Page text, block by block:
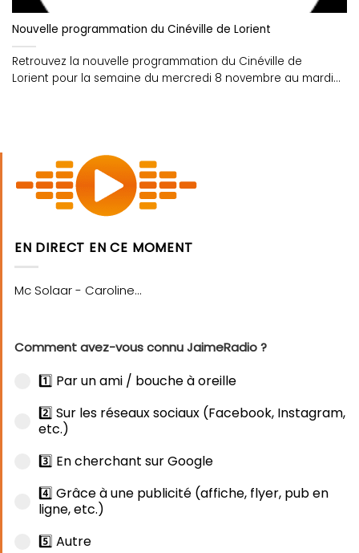
Nouvelle programmation du Cinéville de Lorient
Retrouvez la nouvelle programmation du Cinéville de
Lorient pour la semaine du mercredi 8 novembre au mardi
EN DIRECT EN CE MOMENT
Comment avez-vous connu JaimeRadio ?
1️⃣ Par un ami / bouche à oreille
2️⃣ Sur les réseaux sociaux (Facebook, Instagram,
etc.)
3️⃣ En cherchant sur Google
4️⃣ Grâce à une publicité (affiche, flyer, pub en
ligne, etc.)
5️⃣ Autre